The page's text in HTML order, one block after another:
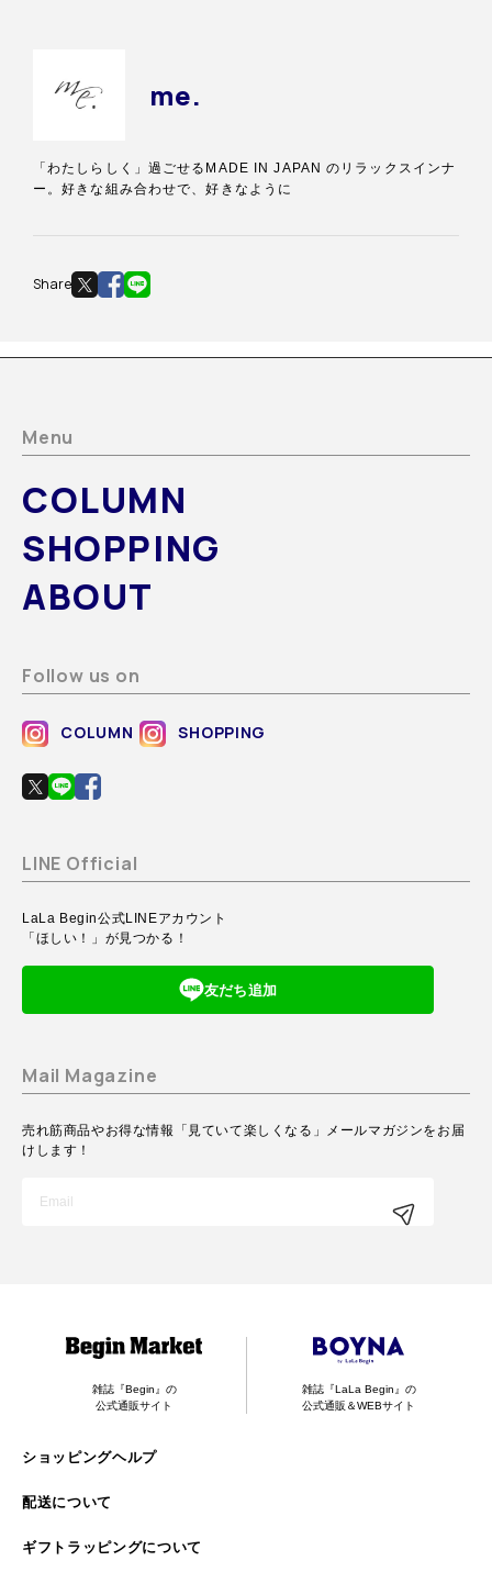
me.
「わたしらしく」過ごせるMADE IN JAPAN のリラックスインナ
ー。好きな組み合わせで、好きなように
Share
Menu
COLUMN
SHOPPING
ABOUT
Follow us on
COLUMN SHOPPING
LINE Official
LaLa Begin公式LINEアカウント
「ほしい！」が見つかる！
友だち追加
Mail Magazine
売れ筋商品やお得な情報「見ていて楽しくなる」メールマガジンをお届
けします！
雑誌『Begin』の
公式通販サイト
雑誌『LaLa Begin』の
公式通販＆WEBサイト
ショッピングヘルプ
配送について
ギフトラッピングについて